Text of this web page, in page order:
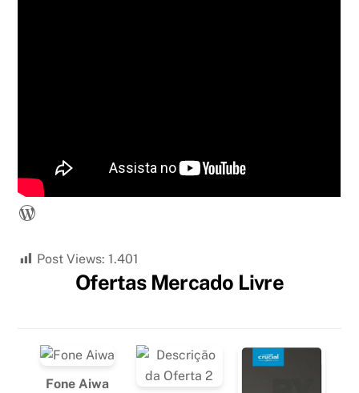
WordPress
Post Views: 1.401
Ofertas Mercado Livre
Fone Aiwa